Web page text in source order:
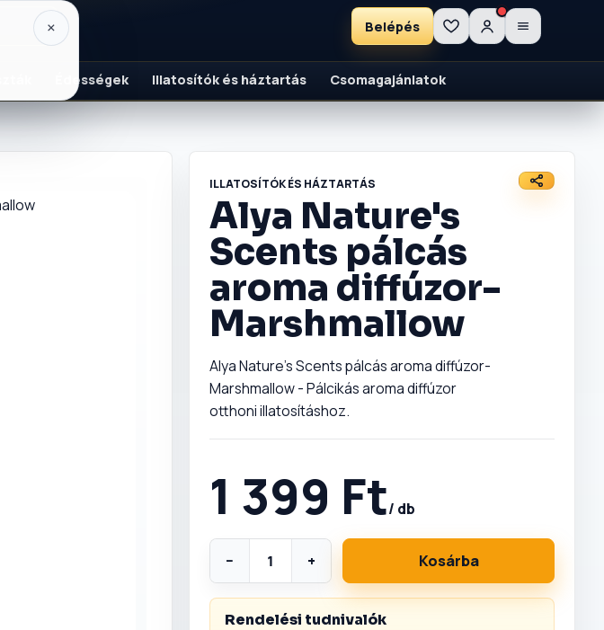
Belépés
Édességek Illatosítók és háztartás Csomagajánlatok
ILLATOSÍTÓK ÉS HÁZTARTÁS
Alya Nature's
Scents pálcás
aroma diffúzor-
Marshmallow
Alya Nature's Scents pálcás aroma diffúzor-
Marshmallow - Pálcikás aroma diffúzor
otthoni illatosításhoz.
1 399 Ft/ db
− + Kosárba
Rendelési tudnivalók
×